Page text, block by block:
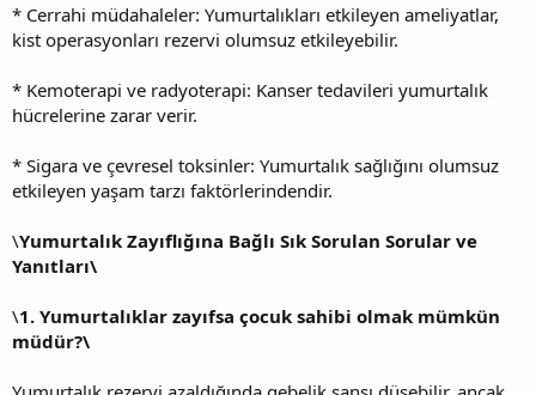
* Cerrahi müdahaleler: Yumurtalıkları etkileyen ameliyatlar,
kist operasyonları rezervi olumsuz etkileyebilir.
* Kemoterapi ve radyoterapi: Kanser tedavileri yumurtalık
hücrelerine zarar verir.
* Sigara ve çevresel toksinler: Yumurtalık sağlığını olumsuz
etkileyen yaşam tarzı faktörlerindendir.
\Yumurtalık Zayıflığına Bağlı Sık Sorulan Sorular ve
Yanıtları\
\1. Yumurtalıklar zayıfsa çocuk sahibi olmak mümkün
müdür?\